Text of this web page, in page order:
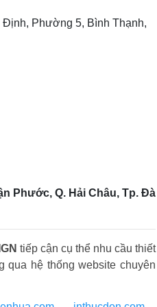
Định, Phường 5, Bình Thạnh,
Phước, Q. Hải Châu, Tp. Đà
tiếp cận cụ thể nhu cầu thiết
qua hệ thống website chuyên